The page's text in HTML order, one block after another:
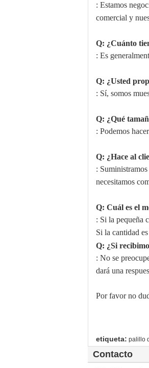
: Estamos
comercial y
Q: ¿Cuánto
: Es
Q: ¿Usted
: Sí, somos
Q: ¿Qué
: Podemos
Q: ¿Hace al
:
necesitamos
Q: Cuál es el
: Si la pequeña
Si la cantidad
Q: ¿Si
: No se
dará una
Por favor no
etiqueta: palillo
Contacto